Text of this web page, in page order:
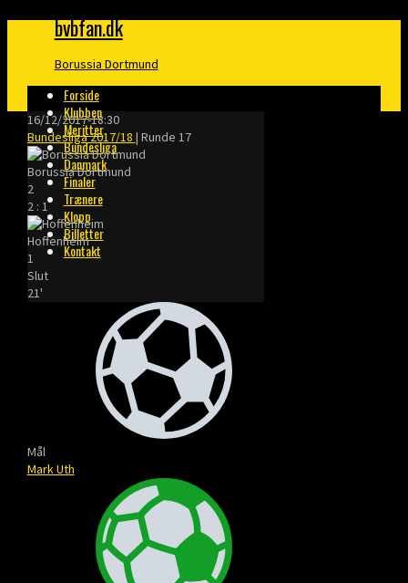
bvbfan.dk
Borussia Dortmund
Forside
Klubben
Meritter
Bundesliga
Danmark
Finaler
Trænere
Klopp
Billetter
Kontakt
16/12/2017-18:30
Bundesliga 2017/18 | Runde 17
Borussia Dortmund
2
2 : 1
Hoffenheim
1
Slut
21'
Mål
Mark Uth